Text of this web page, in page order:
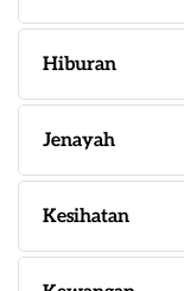
Hiburan
Jenayah
Kesihatan